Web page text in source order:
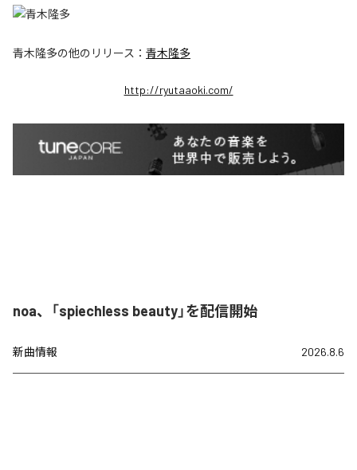
青木隆多の他のリリース： 青木隆多
http://ryutaaoki.com/
noa、「spiechless beauty」を配信開始
新曲情報 2026.8.6